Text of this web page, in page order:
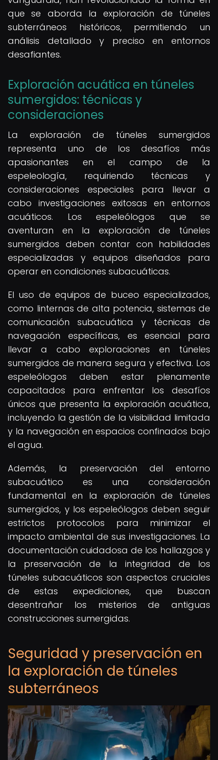
que se aborda la exploración de túneles
subterráneos históricos, permitiendo un
análisis detallado y preciso en entornos
desafiantes.
Exploración acuática en túneles
sumergidos: técnicas y
consideraciones
La exploración de túneles sumergidos
representa uno de los desafíos más
apasionantes en el campo de la
espeleología, requiriendo técnicas y
consideraciones especiales para llevar a
cabo investigaciones exitosas en entornos
acuáticos. Los espeleólogos que se
aventuran en la exploración de túneles
sumergidos deben contar con habilidades
especializadas y equipos diseñados para
operar en condiciones subacuáticas.
El uso de equipos de buceo especializados,
como linternas de alta potencia, sistemas de
comunicación subacuática y técnicas de
navegación específicas, es esencial para
llevar a cabo exploraciones en túneles
sumergidos de manera segura y efectiva. Los
espeleólogos deben estar plenamente
capacitados para enfrentar los desafíos
únicos que presenta la exploración acuática,
incluyendo la gestión de la visibilidad limitada
y la navegación en espacios confinados bajo
el agua.
Además, la preservación del entorno
subacuático es una consideración
fundamental en la exploración de túneles
sumergidos, y los espeleólogos deben seguir
estrictos protocolos para minimizar el
impacto ambiental de sus investigaciones. La
documentación cuidadosa de los hallazgos y
la preservación de la integridad de los
túneles subacuáticos son aspectos cruciales
de estas expediciones, que buscan
desentrañar los misterios de antiguas
construcciones sumergidas.
Seguridad y preservación en
la exploración de túneles
subterráneos